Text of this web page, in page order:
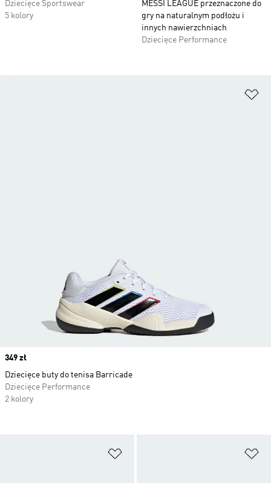
Dziecięce Sportswear
5 kolory
MESSI LEAGUE przeznaczone do
gry na naturalnym podłożu i
innych nawierzchniach
Dziecięce Performance
Price
349 zł
Dziecięce buty do tenisa Barricade
Dziecięce Performance
2 kolory